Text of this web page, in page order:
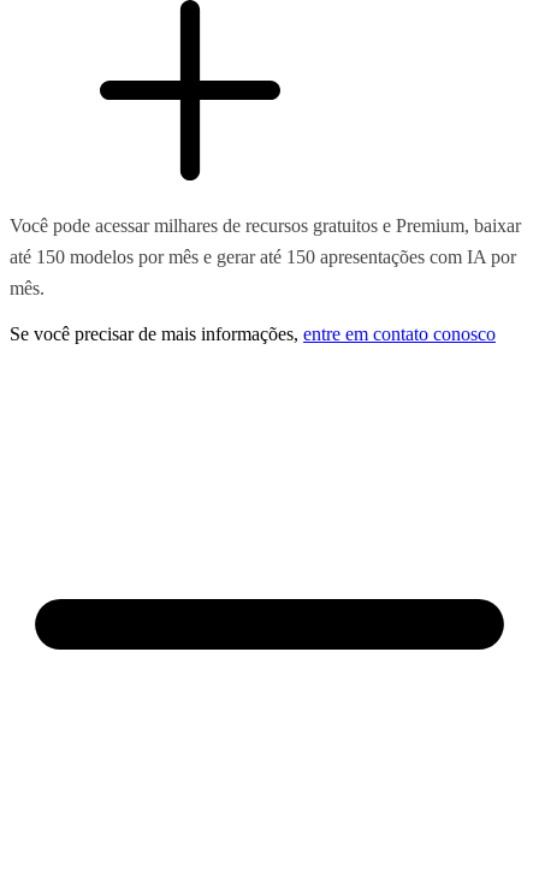
Você pode acessar milhares de recursos gratuitos e Premium, baixar
até 150 modelos por mês e gerar até 150 apresentações com IA por
mês.
Se você precisar de mais informações, entre em contato conosco